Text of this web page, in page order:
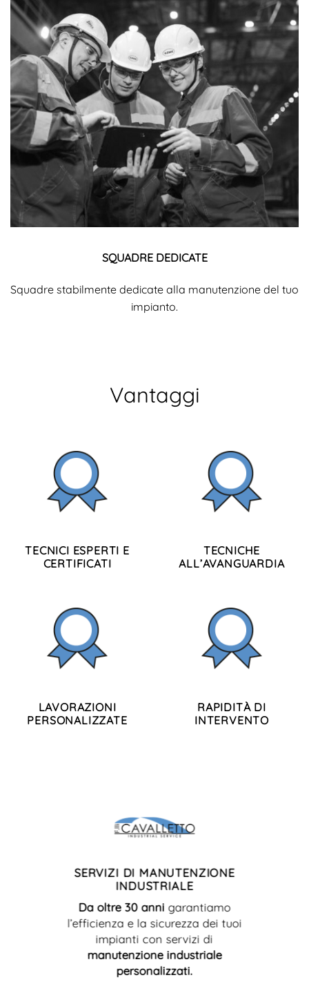
SQUADRE DEDICATE
Squadre stabilmente dedicate alla manutenzione del tuo
impianto.
Vantaggi
TECNICI ESPERTI E
CERTIFICATI
TECNICHE
ALL’AVANGUARDIA
LAVORAZIONI
PERSONALIZZATE
RAPIDITÀ DI
INTERVENTO
SERVIZI DI MANUTENZIONE
INDUSTRIALE
Da oltre 30 anni garantiamo
l’efficienza e la sicurezza dei tuoi
impianti con servizi di
manutenzione industriale
personalizzati.